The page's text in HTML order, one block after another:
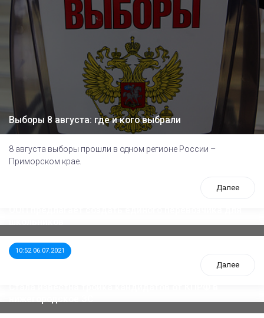
Выборы 8 августа: где и кого выбрали
8 августа выборы прошли в одном регионе России –
Приморском крае.
Далее
10:52 06.07.2021
Далее